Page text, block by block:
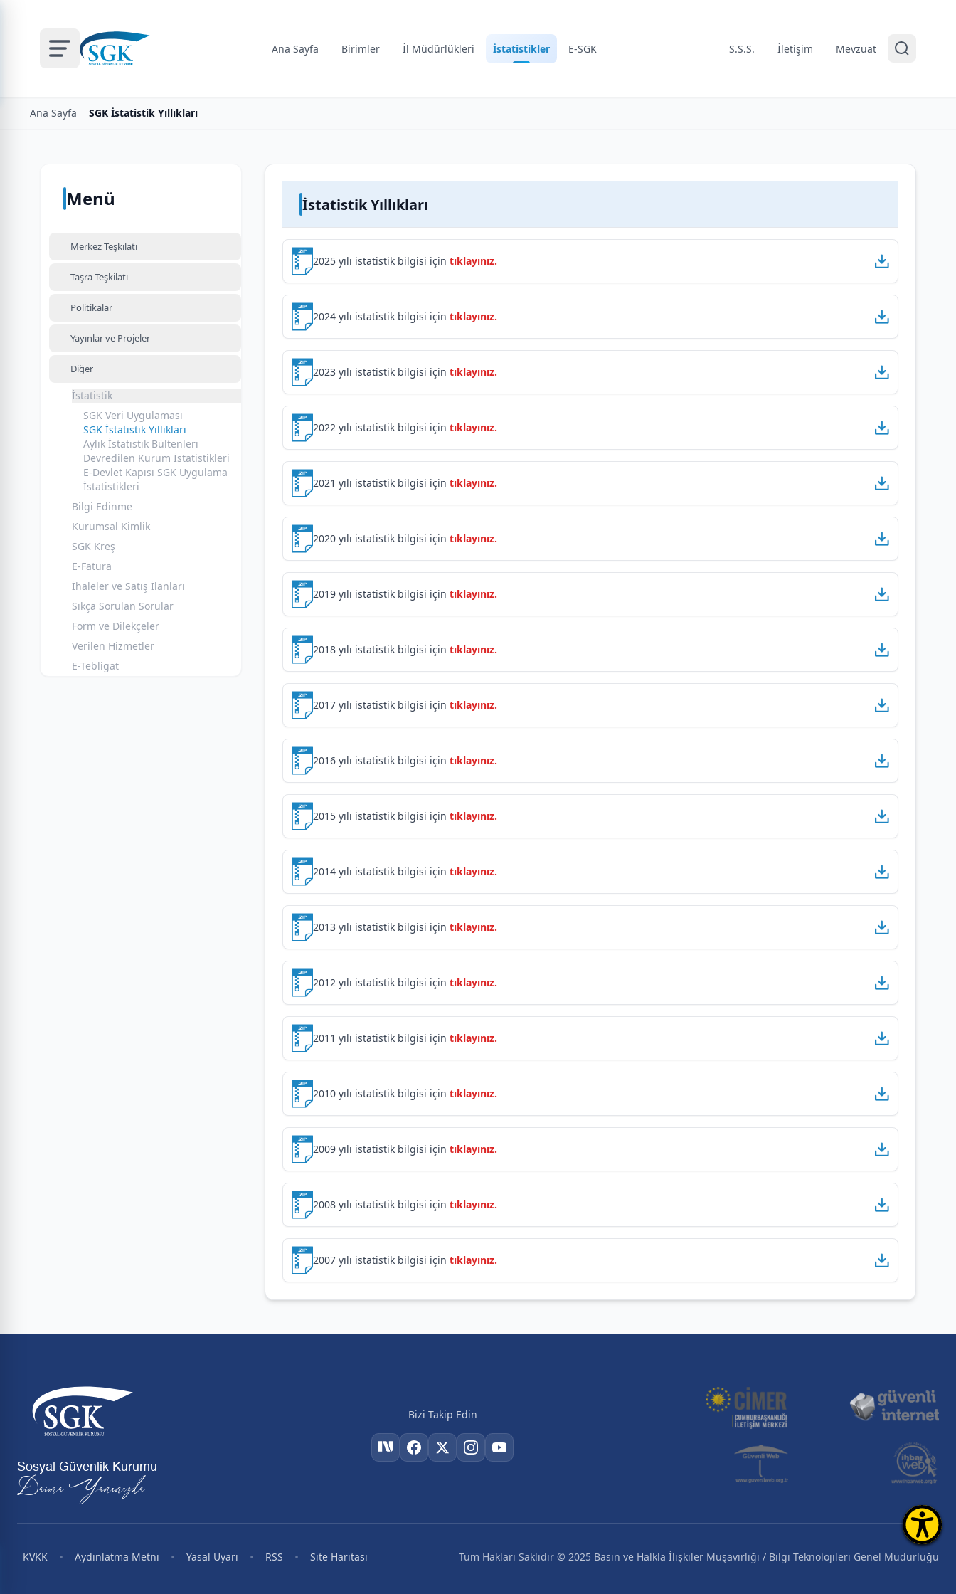
Ana Sayfa Birimler İl Müdürlükleri İstatistikler E-SGK S.S.S. İletişim Mevzuat
Ana Sayfa SGK İstatistik Yıllıkları
Menü
Merkez Teşkilatı
Taşra Teşkilatı
Politikalar
Yayınlar ve Projeler
Diğer
İstatistik
SGK Veri Uygulaması
SGK İstatistik Yıllıkları
Aylık İstatistik Bültenleri
Devredilen Kurum İstatistikleri
E-Devlet Kapısı SGK Uygulama
İstatistikleri
Bilgi Edinme
Kurumsal Kimlik
SGK Kreş
E-Fatura
İhaleler ve Satış İlanları
Sıkça Sorulan Sorular
Form ve Dilekçeler
Verilen Hizmetler
E-Tebligat
İstatistik Yıllıkları
2025 yılı istatistik bilgisi için tıklayınız.
2024 yılı istatistik bilgisi için tıklayınız.
2023 yılı istatistik bilgisi için tıklayınız.
2022 yılı istatistik bilgisi için tıklayınız.
2021 yılı istatistik bilgisi için tıklayınız.
2020 yılı istatistik bilgisi için tıklayınız.
2019 yılı istatistik bilgisi için tıklayınız.
2018 yılı istatistik bilgisi için tıklayınız.
2017 yılı istatistik bilgisi için tıklayınız.
2016 yılı istatistik bilgisi için tıklayınız.
2015 yılı istatistik bilgisi için tıklayınız.
2014 yılı istatistik bilgisi için tıklayınız.
2013 yılı istatistik bilgisi için tıklayınız.
2012 yılı istatistik bilgisi için tıklayınız.
2011 yılı istatistik bilgisi için tıklayınız.
2010 yılı istatistik bilgisi için tıklayınız.
2009 yılı istatistik bilgisi için tıklayınız.
2008 yılı istatistik bilgisi için tıklayınız.
2007 yılı istatistik bilgisi için tıklayınız.
Sosyal Güvenlik Kurumu
Daima Yanınızda
Bizi Takip Edin
KVKK • Aydınlatma Metni • Yasal Uyarı • RSS • Site Haritası Tüm Hakları Saklıdır © 2025 Basın ve Halkla İlişkiler Müşavirliği / Bilgi Teknolojileri Genel Müdürlüğü